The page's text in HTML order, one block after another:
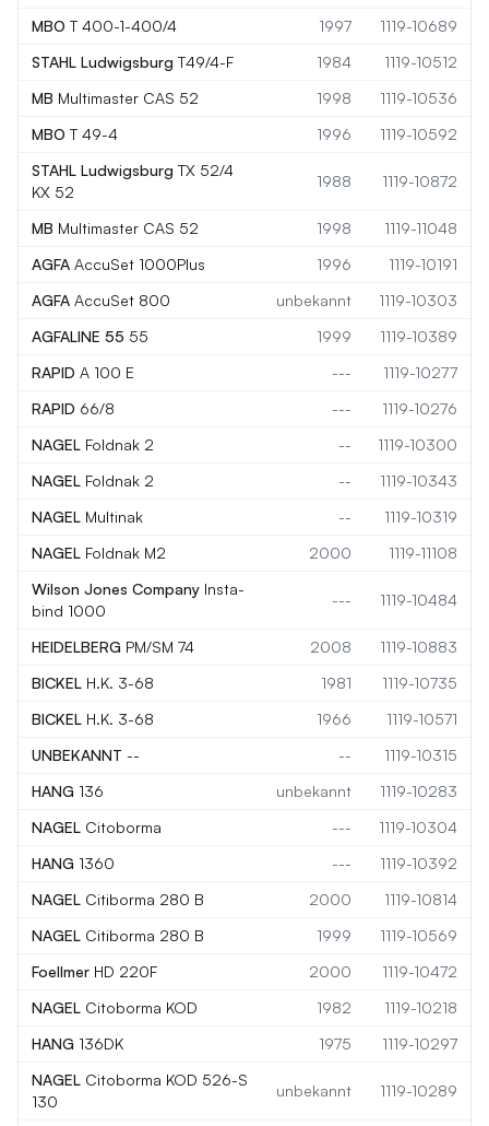
MBO T 400-1-400/4 1997
1119-10689
STAHL Ludwigsburg T49/4-F 1984
1119-10512
MB Multimaster CAS 52 1998
1119-10536
MBO T 49-4 1996
1119-10592
STAHL Ludwigsburg TX 52/4
KX 52
1988 1119-10872
MB Multimaster CAS 52 1998
1119-11048
AGFA AccuSet 1000Plus 1996
1119-10191
AGFA AccuSet 800 unbekannt
1119-10303
AGFALINE 55 55 1999
1119-10389
RAPID A 100 E ---
1119-10277
RAPID 66/8 ---
1119-10276
NAGEL Foldnak 2 --
1119-10300
NAGEL Foldnak 2 --
1119-10343
NAGEL Multinak --
1119-10319
NAGEL Foldnak M2 2000
1119-11108
Wilson Jones Company Insta-
bind 1000
--- 1119-10484
HEIDELBERG PM/SM 74 2008
1119-10883
BICKEL H.K. 3-68 1981
1119-10735
BICKEL H.K. 3-68 1966
1119-10571
UNBEKANNT -- --
1119-10315
HANG 136 unbekannt
1119-10283
NAGEL Citoborma ---
1119-10304
HANG 1360 ---
1119-10392
NAGEL Citiborma 280 B 2000
1119-10814
NAGEL Citiborma 280 B 1999
1119-10569
Foellmer HD 220F 2000
1119-10472
NAGEL Citoborma KOD 1982
1119-10218
HANG 136DK 1975
1119-10297
NAGEL Citoborma KOD 526-S
130
unbekannt 1119-10289